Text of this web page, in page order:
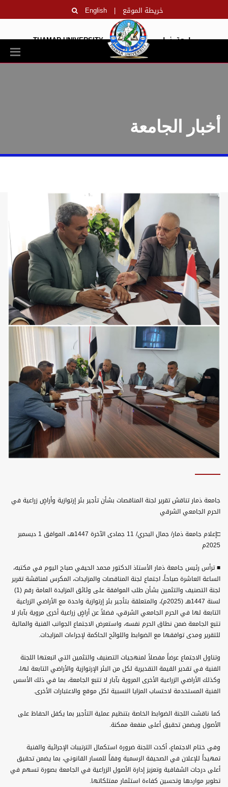
خريطة الموقع |
English
جامعة ذمار THAMAR UNIVERSITY
أخبار الجامعة
جامعة ذمار تناقش تقرير لجنة المناقصات بشأن تأجير بئر إرتوازية وأراضٍ زراعية في
الحرم الجامعي الشرقي
□إعلام جامعة ذمار/ جمال البحري/ 11 جمادى الآخرة 1447هـ، الموافق 1 ديسمبر
2025م
■ ترأس رئيس جامعة ذمار الأستاذ الدكتور محمد الحيفي صباح اليوم في مكتبه،
الساعة العاشرة صباحاً، اجتماع لجنة المناقصات والمزايدات، المكرس لمناقشة تقرير
لجنة التصنيف والتثمين بشأن طلب الموافقة على وثائق المزايدة العامة رقم (1)
لسنة 1447هـ (2025م)، والمتعلقة بتأجير بئر إرتوازية واحدة مع الأراضي الزراعية
التابعة لها في الحرم الجامعي الشرقي، فضلاً عن أراضٍ زراعية أخرى مروية بآبار لا
تتبع الجامعة ضمن نطاق الحرم نفسه، واستعرض الاجتماع الجوانب الفنية والمالية
للتقرير ومدى توافقها مع الضوابط واللوائح الحاكمة لإجراءات المزايدات.
وتناول الاجتماع عرضاً مفصلاً لمنهجيات التصنيف والتثمين التي اتبعتها اللجنة
الفنية في تقدير القيمة التقديرية لكل من البئر الإرتوازية والأراضي التابعة لها،
وكذلك الأراضي الزراعية الأخرى المروية بآبار لا تتبع الجامعة، بما في ذلك الأسس
الفنية المستخدمة لاحتساب المزايا النسبية لكل موقع والاعتبارات الأخرى.
كما ناقشت اللجنة الضوابط الخاصة بتنظيم عملية التأجير بما يكفل الحفاظ على
الأصول ويضمن تحقيق أعلى منفعة ممكنة.
وفي ختام الاجتماع، أكدت اللجنة ضرورة استكمال الترتيبات الإجرائية والفنية
تمهيداً للإعلان في الصحيفة الرسمية وفقاً للمسار القانوني، بما يضمن تحقيق
أعلى درجات الشفافية وتعزيز إدارة الأصول الزراعية في الجامعة بصورة تسهم في
تطوير مواردها وتحسين كفاءة استثمار ممتلكاتها.